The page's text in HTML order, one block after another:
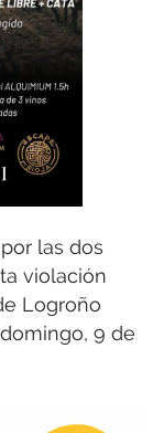
las dos
violación
Logroño
9 de